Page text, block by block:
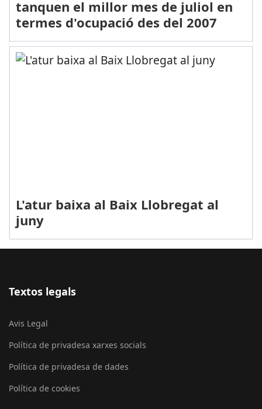
tanquen el millor mes de juliol en
termes d'ocupació des del 2007
L'atur baixa al Baix Llobregat al
juny
Textos legals
Avis Legal
Política de privadesa xarxes socials
Política de privadesa de dades
Política de cookies